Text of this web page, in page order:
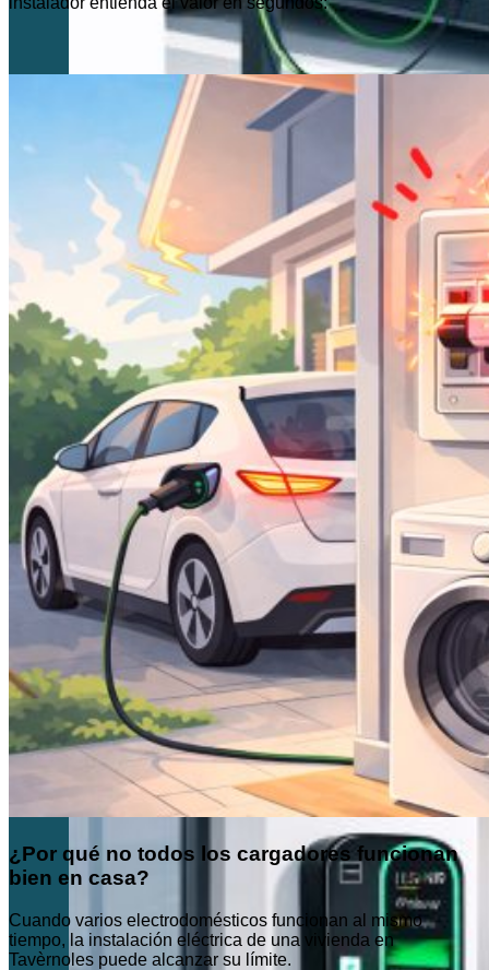
Empresas y Flotas
¿Por qué no todos los cargadores funcionan
bien en casa?
Cuando varios electrodomésticos funcionan al mismo
tiempo, la instalación eléctrica de una vivienda en
Tavèrnoles puede alcanzar su límite.